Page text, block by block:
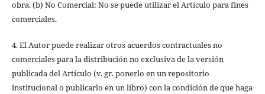
obra. (b) No Comercial: No se puede utilizar el Artículo para fines
comerciales.
4. El Autor puede realizar otros acuerdos contractuales no
comerciales para la distribución no exclusiva de la versión
publicada del Artículo (v. gr. ponerlo en un repositorio
institucional o publicarlo en un libro) con la condición de que haga